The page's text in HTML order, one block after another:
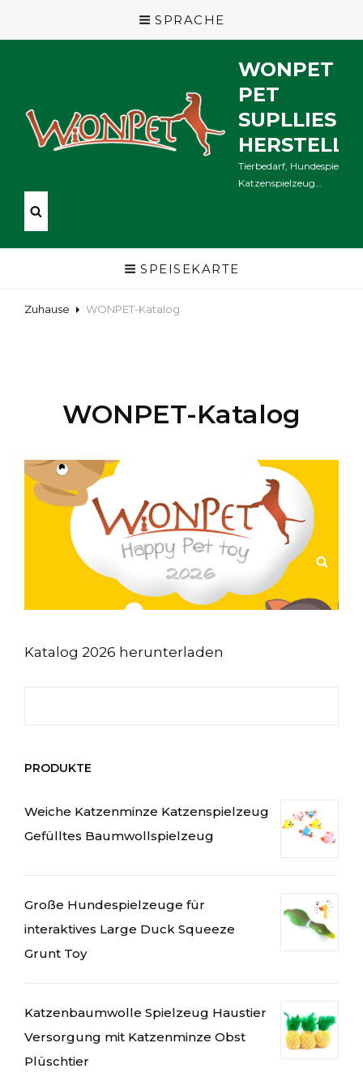
SPRACHE
WONPET
PET
SUPLLIES
Tierbedarf,
Katzenspielzeug…
SPEISEKARTE
Zuhause WONPET-Katalog
WONPET-Katalog
Katalog 2026 herunterladen
PRODUKTE
Weiche Katzenminze Katzenspielzeug
Gefülltes Baumwollspielzeug
Große Hundespielzeuge für
interaktives Large Duck Squeeze
Grunt Toy
Katzenbaumwolle Spielzeug Haustier
Versorgung mit Katzenminze Obst
Plüschtier